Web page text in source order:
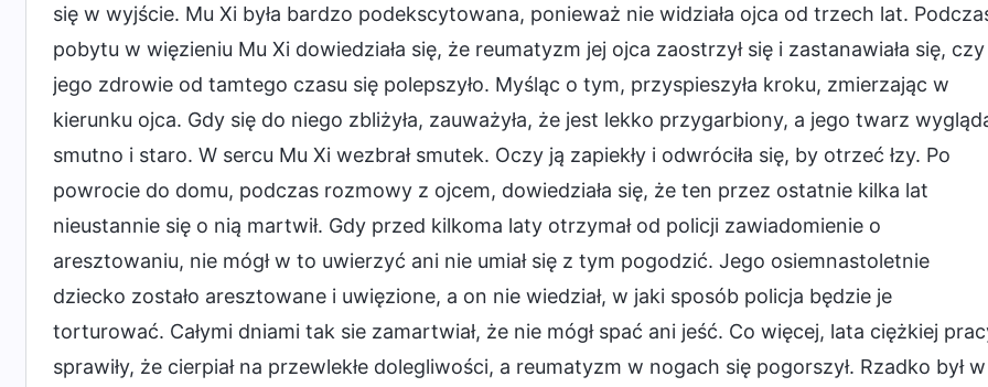
się w wyjście. Mu Xi była bardzo podekscytowana, ponieważ nie widziała ojca od trzech lat.
pobytu w więzieniu Mu Xi dowiedziała się, że reumatyzm jej ojca zaostrzył się i zastanawiała się, czy
jego zdrowie od tamtego czasu się polepszyło. Myśląc o tym, przyspieszyła kroku, zmierzając w
kierunku ojca. Gdy się do niego zbliżyła, zauważyła, że jest lekko przygarbiony, a jego twarz
smutno i staro. W sercu Mu Xi wezbrał smutek. Oczy ją zapiekły i odwróciła się, by otrzeć łzy. Po
powrocie do domu, podczas rozmowy z ojcem, dowiedziała się, że ten przez ostatnie kilka lat
nieustannie się o nią martwił. Gdy przed kilkoma laty otrzymał od policji zawiadomienie o
aresztowaniu, nie mógł w to uwierzyć ani nie umiał się z tym pogodzić. Jego osiemnastoletnie
dziecko zostało aresztowane i uwięzione, a on nie wiedział, w jaki sposób policja będzie je
torturować. Całymi dniami tak sie zamartwiał, że nie mógł spać ani jeść. Co więcej, lata ciężkiej
sprawiły, że cierpiał na przewlekłe dolegliwości, a reumatyzm w nogach się pogorszył. Rzadko był w